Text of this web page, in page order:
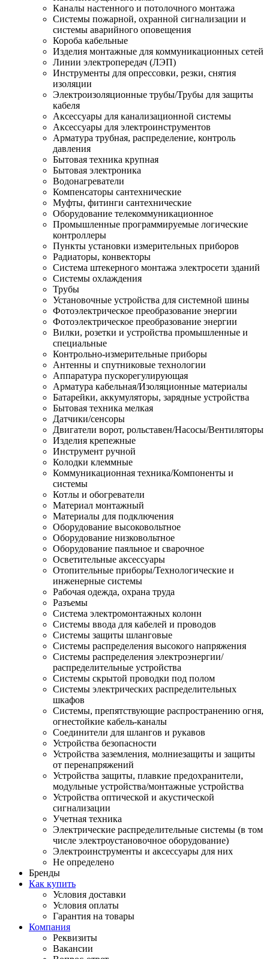
Каналы настенного и потолочного монтажа
Системы пожарной, охранной сигнализации и
системы аварийного оповещения
Короба кабельные
Изделия монтажные для коммуникационных сетей
Линии электропередач (ЛЭП)
Инструменты для опрессовки, резки, снятия
изоляции
Электроизоляционные трубы/Трубы для защиты
кабеля
Аксессуары для канализационной системы
Аксессуары для электроинструментов
Арматура трубная, распределение, контроль
давления
Бытовая техника крупная
Бытовая электроника
Водонагреватели
Компенсаторы сантехнические
Муфты, фитинги сантехнические
Оборудование телекоммуникационное
Промышленные программируемые логические
контроллеры
Пункты установки измерительных приборов
Радиаторы, конвекторы
Система штекерного монтажа электросети зданий
Системы охлаждения
Трубы
Установочные устройства для системной шины
Фотоэлектрическое преобразование энергии
Фотоэлектрическое преобразование энергии
Вилки, розетки и устройства промышленные и
специальные
Контрольно-измерительные приборы
Антенны и спутниковые технологии
Аппаратура пускорегулирующая
Арматура кабельная/Изоляционные материалы
Батарейки, аккумуляторы, зарядные устройства
Бытовая техника мелкая
Датчики/сенсоры
Двигатели ворот, рольставен/Насосы/Вентиляторы
Изделия крепежные
Инструмент ручной
Колодки клеммные
Коммуникационная техника/Компоненты и
системы
Котлы и обогреватели
Материал монтажный
Материалы для подключения
Оборудование высоковольтное
Оборудование низковольтное
Оборудование паяльное и сварочное
Осветительные аксессуары
Отопительные приборы/Технологические и
инженерные системы
Рабочая одежда, охрана труда
Разъемы
Система электромонтажных колонн
Системы ввода для кабелей и проводов
Системы защиты шланговые
Системы распределения высокого напряжения
Системы распределения электроэнергии/
распределительные устройства
Системы скрытой проводки под полом
Системы электрических распределительных
шкафов
Системы, препятствующие распространению огня,
огнестойкие кабель-каналы
Соединители для шлангов и рукавов
Устройства безопасности
Устройства заземления, молниезащиты и защиты
от перенапряжений
Устройства защиты, плавкие предохранители,
модульные устройства/монтажные устройства
Устройства оптической и акустической
сигнализации
Учетная техника
Электрические распределительные системы (в том
числе электроустановочное оборудование)
Электроинструменты и аксессуары для них
Не определено
Бренды
Как купить
Условия доставки
Условия оплаты
Гарантия на товары
Компания
Реквизиты
Вакансии